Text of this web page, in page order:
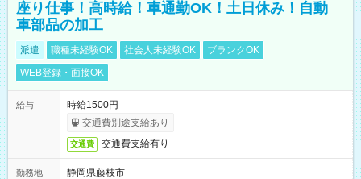
座り仕事！高時給！車通勤OK！土日休み！自動
車部品の加工
派遣 職種未経験OK 社会人未経験OK
ブランクOK
WEB登録・面接OK
給与
時給1500円
交通費別途支給あり
交通費 交通費支給有り
勤務地
静岡県藤枝市